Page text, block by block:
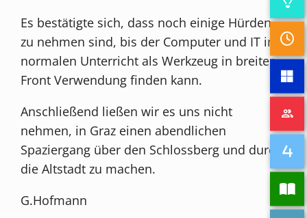
Es bestätigte sich, dass noch einige Hürden
zu nehmen sind, bis der Computer und IT im
normalen Unterricht als Werkzeug in breiter
Front Verwendung finden kann.
Anschließend ließen wir es uns nicht
nehmen, in Graz einen abendlichen
Spaziergang über den Schlossberg und durch
die Altstadt zu machen.
G.Hofmann